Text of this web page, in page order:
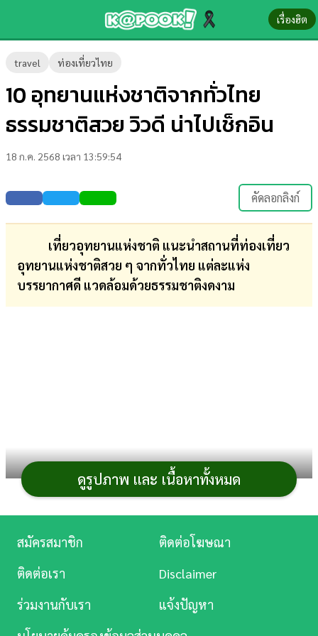
เรื่องฮิต
travel ท่องเที่ยวไทย
10 อุทยานแห่งชาติจากทั่วไทย
ธรรมชาติสวย วิวดี น่าไปเช็กอิน
18 ก.ค. 2568 เวลา 13:59:54
คัดลอกลิงก์
เที่ยวอุทยานแห่งชาติ แนะนำสถานที่ท่องเที่ยว
อุทยานแห่งชาติสวย ๆ จากทั่วไทย แต่ละแห่ง
บรรยากาศดี แวดล้อมด้วยธรรมชาติงดงาม
อุทยานแห่งชาติหนึ่งในจุดหมายปลายทางของหลาย
ๆ คน เพราะมีทรัพยากรธรรมชาติที่อุดมสมบูรณ์ รวมถึง
แหล่งท่องเที่ยว
หลากหลาย วันนี้เราเลยนำเอา
อุทยานแห่งชาติ
จากจังหวัดต่าง ๆ ในประเทศไทยมา
ดูรูปภาพ และ เนื้อหาทั้งหมด
ข่าว-
ความ
รู้
บันเทิง
ตรวจ
ผล
บอล
สด
บันเทิง
ดู
Music
สมัครสมาชิก
ติดต่อโฆษณา
ติดต่อเรา
Disclaimer
ร่วมงานกับเรา
แจ้งปัญหา